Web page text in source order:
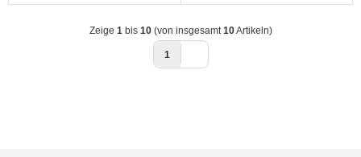
Zeige 1 bis 10(von insgesamt 10Artikeln)
1